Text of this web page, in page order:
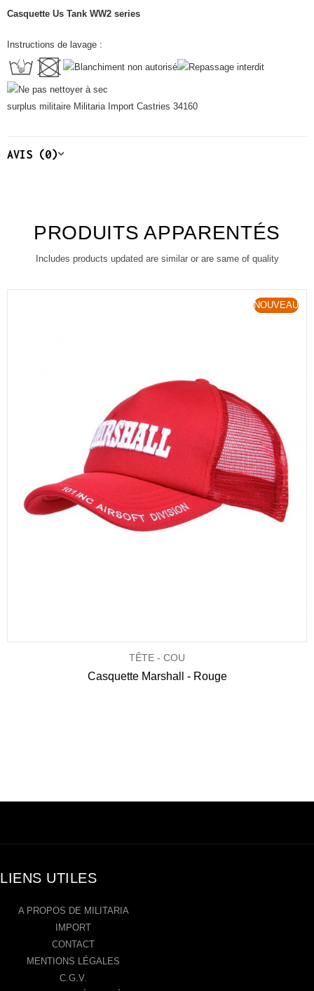
Casquette Us Tank WW2 series
Instructions de lavage :
surplus militaire Militaria Import Castries 34160
AVIS (0)
PRODUITS APPARENTÉS
Includes products updated are similar or are same of quality
NOUVEAU
TÊTE - COU
Casquette Marshall - Rouge
LIENS UTILES
A PROPOS DE MILITARIA
IMPORT
CONTACT
MENTIONS LÉGALES
C.G.V.